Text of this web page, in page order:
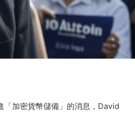
「加密貨幣儲備」的消息，David